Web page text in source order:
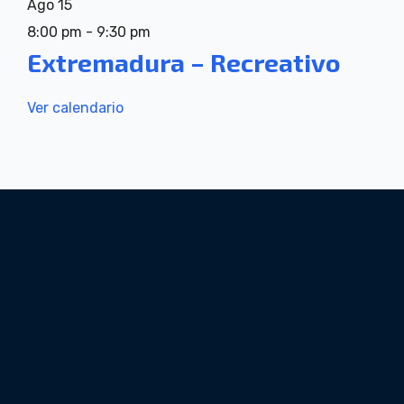
Ago 15
8:00 pm - 9:30 pm
Extremadura – Recreativo
Ver calendario